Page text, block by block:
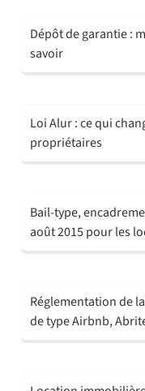
Dépôt de garantie :
savoir
Loi Alur : ce qui
propriétaires
Bail-type,
août 2015 pour les
Réglementation de
de type Airbnb,